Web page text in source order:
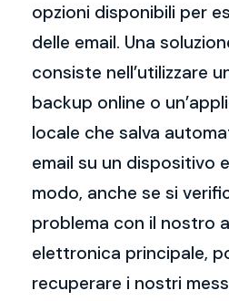
opzioni disponibili per
delle email. Una
consiste nell’utilizzare
backup online o
locale che salva
email su un dispositivo
modo, anche se si
problema con il nostro
elettronica principale,
recuperare i nostri